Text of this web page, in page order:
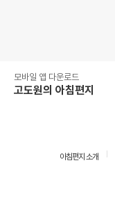
모바일 앱 다운로드
고도원의 아침편지
아침편지 소개